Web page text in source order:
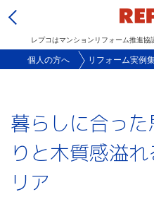
レプコはマンションリフォーム推進
個人の方へ リフォーム実例
暮らしに合っ
りと木質感溢
リア